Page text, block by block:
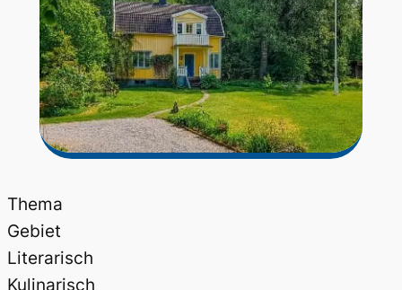
Thema
Gebiet
Literarisch
Kulinarisch